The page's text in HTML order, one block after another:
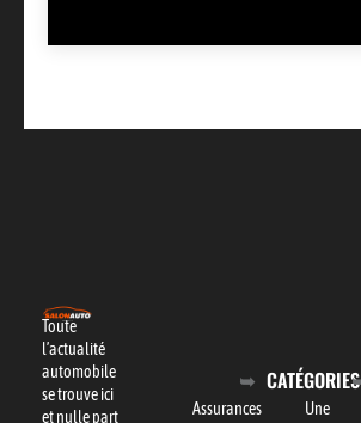
Toute
l’actualité
automobile
se trouve ici
et nulle part
CATÉGORIES
Assurances
Une